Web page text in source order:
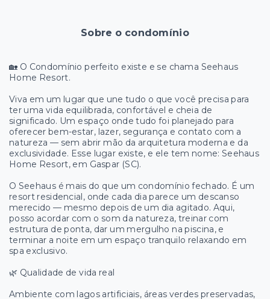
Sobre o condomínio
🏡 O Condomínio perfeito existe e se chama Seehaus
Home Resort.
Viva em um lugar que une tudo o que você precisa para
ter uma vida equilibrada, confortável e cheia de
significado. Um espaço onde tudo foi planejado para
oferecer bem-estar, lazer, segurança e contato com a
natureza — sem abrir mão da arquitetura moderna e da
exclusividade. Esse lugar existe, e ele tem nome: Seehaus
Home Resort, em Gaspar (SC).
O Seehaus é mais do que um condomínio fechado. É um
resort residencial, onde cada dia parece um descanso
merecido — mesmo depois de um dia agitado. Aqui,
posso acordar com o som da natureza, treinar com
estrutura de ponta, dar um mergulho na piscina, e
terminar a noite em um espaço tranquilo relaxando em
spa exclusivo.
🌿 Qualidade de vida real
Ambiente com lagos artificiais, áreas verdes preservadas,